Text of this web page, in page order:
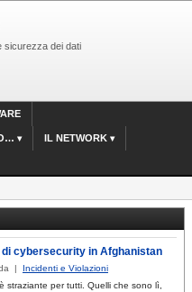
sicurezza dei dati
IL NETWORK
cybersecurity in Afghanistan
| Incidenti e Violazioni
straziante per tutti. Quelli che sono lì,